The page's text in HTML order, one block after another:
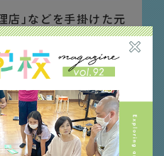
店」などを手掛けた元
士朗さんの思考･･･
小国 士朗さん